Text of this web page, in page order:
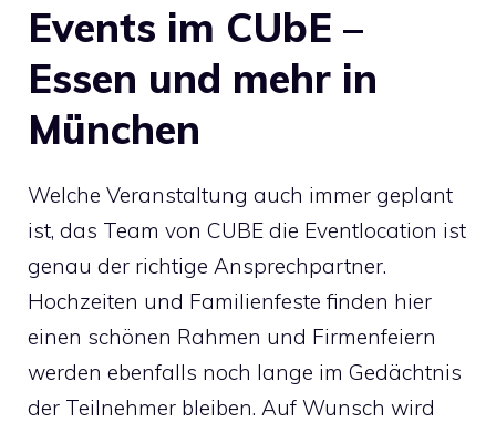
Events im CUbE –
Essen und mehr in
München
Welche Veranstaltung auch immer geplant
ist, das Team von CUBE die Eventlocation ist
genau der richtige Ansprechpartner.
Hochzeiten und Familienfeste finden hier
einen schönen Rahmen und Firmenfeiern
werden ebenfalls noch lange im Gedächtnis
der Teilnehmer bleiben. Auf Wunsch wird